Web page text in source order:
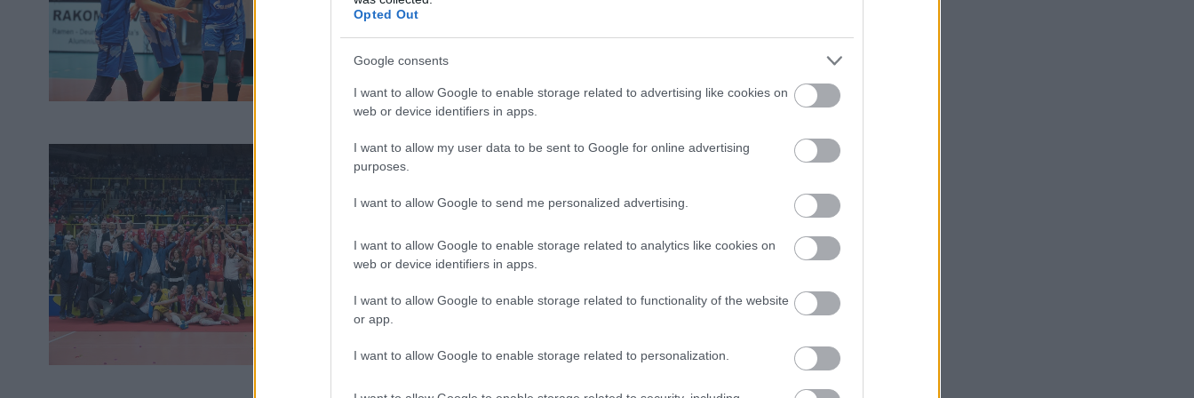
Opted Out
Google consents
I want to allow Google to enable storage related to advertising like cookies on
web or device identifiers in apps.
I want to allow my user data to be sent to Google for online advertising
purposes.
I want to allow Google to send me personalized advertising.
I want to allow Google to enable storage related to analytics like cookies on
web or device identifiers in apps.
I want to allow Google to enable storage related to functionality of the website
or app.
I want to allow Google to enable storage related to personalization.
CEV CUP 26/03/2019
Βραδιά... 100% ιταλικού βόλεϊ αφού λίγο μετά την κατάκτηση του CEV
σήκωσε τον τρίτο της τίτλο στο θεσμό (2010, 2012), επικρατώντας 3-
1 (25-27, 25-19, 25-23, 25-20) της ρουμανικής Άλμπα Μπλαζ.